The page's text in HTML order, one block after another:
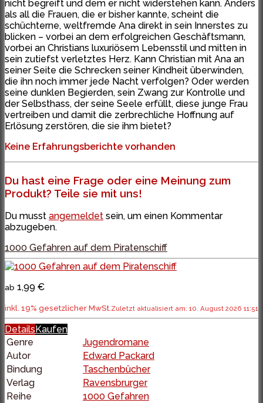
nicht begreift und dem er nicht widerstehen kann. Anders
als all die Frauen, die er bisher kannte, scheint die
schüchterne, weltfremde Ana direkt in sein Innerstes zu
blicken – vorbei an dem erfolgreichen Geschäftsmann,
vorbei an Christians luxuriösem Lebensstil und mitten in
sein zutiefst verletztes Herz. Kann Christian mit Ana an
seiner Seite die Schrecken seiner Kindheit überwinden,
die ihn noch immer jede Nacht verfolgen? Oder werden
seine dunklen Begierden, sein Zwang zur Kontrolle und
der Selbsthass, der seine Seele erfüllt, diese junge Frau
vertreiben und damit die zerbrechliche Hoffnung auf
Erlösung zerstören, die sie ihm bietet?
Keine Erfahrungsberichte vorhanden
Du hast eine Frage oder eine Meinung zum
Produkt? Teile sie mit uns!
Du musst angemeldet sein, um einen Kommentar
abzugeben.
1000 Gefahren auf dem Piratenschiff
ab 1,99 €
inkl. 19% gesetzlicher MwSt.Zuletzt aktualisiert am: 10. August 2026 11:51
Details Kaufen
Genre
Jugendromane
Autor
Edward Packard
Bindung
Taschenbücher
Verlag
Ravensbrurger
Reihe
1000 Gefahren